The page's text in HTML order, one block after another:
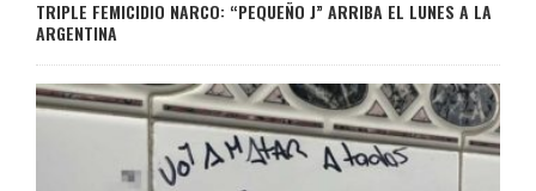
TRIPLE FEMICIDIO NARCO: “PEQUEÑO J” ARRIBA EL LUNES A LA
ARGENTINA